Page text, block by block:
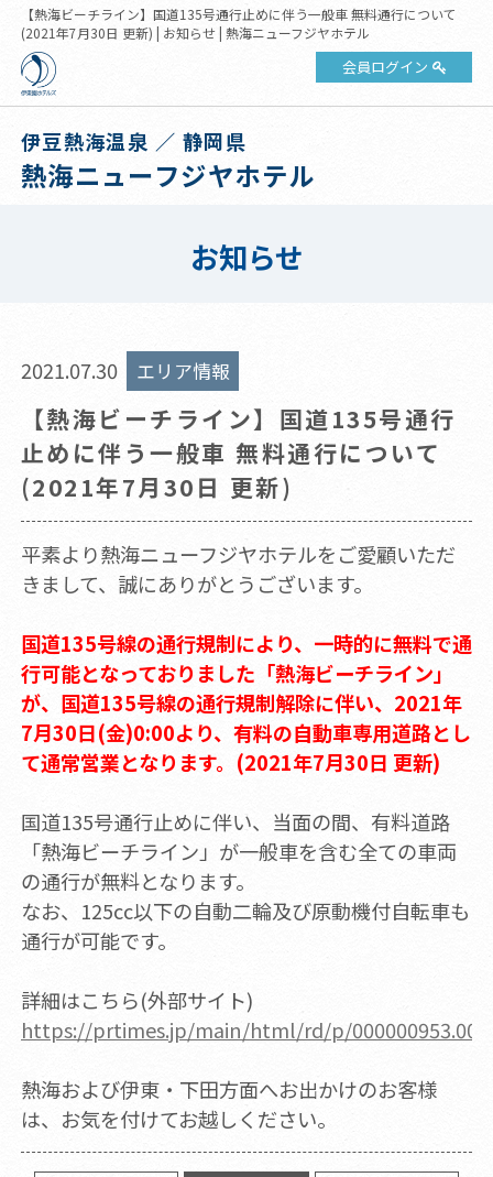
【熱海ビーチライン】国道135号通行止めに伴う一般車 無料通行について
(2021年7月30日 更新) | お知らせ | 熱海ニューフジヤホテル
会員ログイン
伊豆熱海温泉 ／ 静岡県
熱海ニューフジヤホテル
お知らせ
2021.07.30 エリア情報
【熱海ビーチライン】国道135号通行
止めに伴う一般車 無料通行について
(2021年7月30日 更新)
平素より熱海ニューフジヤホテルをご愛顧いただ
きまして、誠にありがとうございます。
国道135号線の通行規制により、一時的に無料で通
行可能となっておりました「熱海ビーチライン」
が、国道135号線の通行規制解除に伴い、2021年
7月30日(金)0:00より、有料の自動車専用道路とし
て通常営業となります。(2021年7月30日 更新)
国道135号通行止めに伴い、当面の間、有料道路
「熱海ビーチライン」が一般車を含む全ての車両
の通行が無料となります。
なお、125cc以下の自動二輪及び原動機付自転車も
通行が可能です。
詳細はこちら(外部サイト)
https://prtimes.jp/main/html/rd/p/
熱海および伊東・下田方面へお出かけのお客様
は、お気を付けてお越しください。